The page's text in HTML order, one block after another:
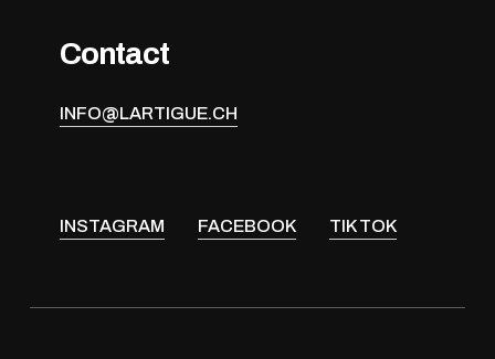
Contact
INFO@LARTIGUE.CH
INSTAGRAM FACEBOOK TIK TOK